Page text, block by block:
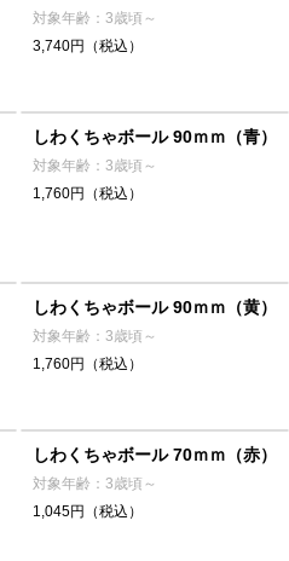
対象年齢：3歳頃～
3,740円（税込）
しわくちゃボール 90ｍｍ（青）
対象年齢：3歳頃～
1,760円（税込）
しわくちゃボール 90ｍｍ（黄）
対象年齢：3歳頃～
1,760円（税込）
しわくちゃボール 70ｍｍ（赤）
対象年齢：3歳頃～
1,045円（税込）